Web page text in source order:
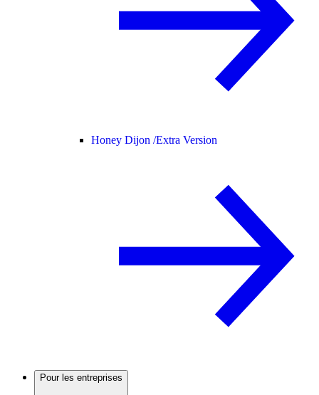
Honey Dijon /Extra Version
Pour les entreprises